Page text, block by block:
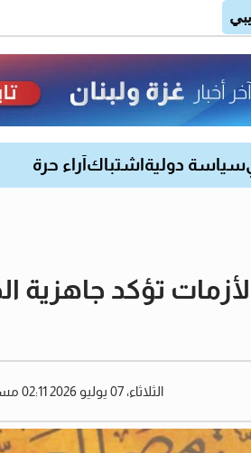
سياسة دولية اشتباك آراء حرة
تؤكد جاهزية
الثلاثاء، 07 يوليو 2026 02:11 مساءً